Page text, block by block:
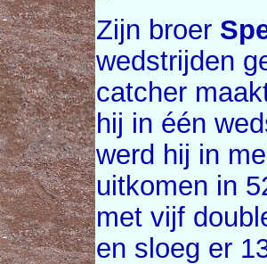
Zijn broer
wedstrijden
catcher
hij in één
werd hij in
uitkomen in
met vijf
en sloeg er